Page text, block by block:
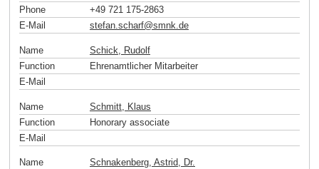
Phone
+49 721 175-2863
E-Mail
stefan.scharf@smnk de
Name
Schick, Rudolf
Function
Ehrenamtlicher Mitarbeiter
E-Mail
Name
Schmitt, Klaus
Function
Honorary associate
E-Mail
Name
Schnakenberg, Astrid, Dr.